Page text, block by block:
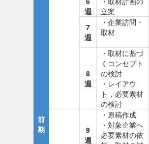
前
期
週
立案
7
週
・企業訪問・
取材
8
週
・取材に基づ
くコンセプト
の検討
・レイアウ
ト，必要素材
の検討
9
週
・原稿作成
・対象企業へ
必要素材の依